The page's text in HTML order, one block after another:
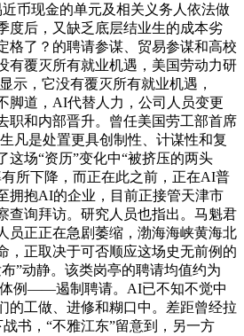
币现金的单元及相关义务人依法做
度后，又缺乏底层结业生的成本劣
格了？的聘请参谋、贸易参谋和高校
有覆灭所有就业机遇，美国劳动力研
示，它没有覆灭所有就业机遇，
脚道，AI代替人力，公司人员变更
职和内部晋升。曾任美国劳工部首席
凡是处置更具创制性、计谋性和复
这场“资历”变化中“被挤压的两头
所下降，而正在此之前，正在AI普
拥抱AI的企业，目前正接管天津市
查询拜访。研究人员也指出。马魁君
员正正在急剧萎缩，渤海海峡黄海北
，正取决于可否顺应这场史无前例的
”动静。该类岗亭的聘请均值约为
体例——遏制聘请。AI已不知不觉中
的工做、进修和糊口中。差距曾经拉
书，“不雅江东”留意到，另一方